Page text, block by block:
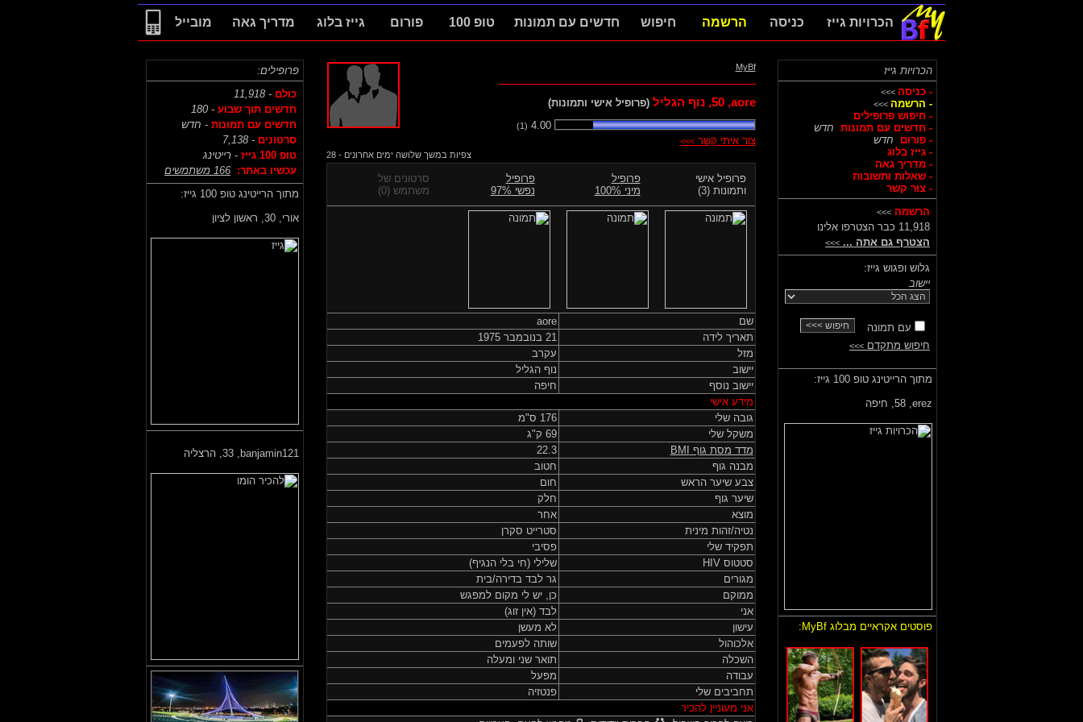
הכרויות גייז כניסה הרשמה חיפוש חדשים עם תמונות טופ 100 פורום גייז בלוג מדריך גאה מובייל
הכרויות גייז
- כניסה >>>
- הרשמה >>>
- חיפוש פרופילים
- חדשים עם תמונות חדש
- פורום
חדש
- גייז בלוג
- מדריך גאה
- שאלות ותשובות
- צור קשר
הרשמה >>>
11,918 כבר הצטרפו אלינו
הצטרף גם אתה ... >>>
גלוש ופגוש גייז:
יישוב
עם תמונה
חיפוש מתקדם >>>
מתוך הרייטינג טופ 100 גייז:
erez, 58, חיפה
פוסטים אקראיים מבלוג MyBf:
MyBf
aore,
50, נוף הגליל (פרופיל אישי ותמונות)
4.00
(1)
צור איתי קשר>>>
צפיות במשך שלושה ימים אחרונים - 28
פרופיל אישי
ותמונות (3)
פרופיל
מיני 100%
פרופיל
נפשי 97%
סרטונים של
משתמש (0)
שם
aore
תאריך לידה
21 בנובמבר 1975
מזל
עקרב
יישוב
נוף הגליל
יישוב נוסף
חיפה
מידע אישי
גובה שלי
176 ס"מ
משקל שלי
69 ק"ג
מדד מסת גוף
BMI
22.3
מבנה גוף
חטוב
צבע שיער הראש
חום
שיער גוף
חלק
מוצא
אחר
נטיה/זהות מינית
סטרייט סקרן
תפקיד שלי
פסיבי
סטטוס HIV
שלילי (חי בלי הנגיף)
מגורים
גר לבד בדירה/בית
ממוקם
כן, יש לי מקום למפגש
אני
לבד (אין זוג)
עישון
לא מעשן
אלכוהול
שותה לפעמים
השכלה
תואר שני ומעלה
עבודה
מפעל
תחביבים שלי
פנטזיה
אני מעוניין להכיר
פרופילים:
כולם - 11,918
חדשים תוך שבוע - 180
חדשים עם תמונות - חדש
סרטונים - 7,138
טופ 100 גייז
- רייטינג
עכשיו באתר: 166 משתמשים
מתוך הרייטינג טופ 100 גייז:
אורי, 30, ראשון לציון
banjamin121, 33, הרצליה